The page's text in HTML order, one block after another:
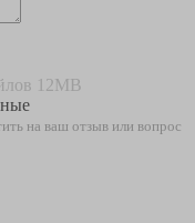
12MB
на ваш отзыв или вопрос